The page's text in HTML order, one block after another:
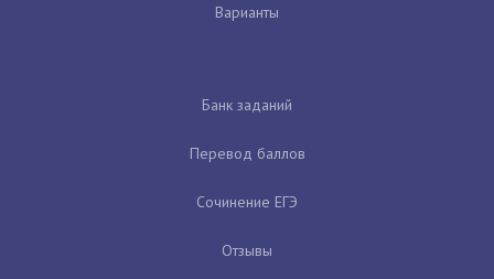
Варианты
Банк заданий
Перевод баллов
Сочинение ЕГЭ
Отзывы